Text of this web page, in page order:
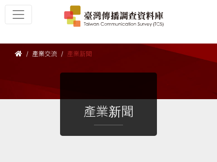
產業交流 產業新聞
產業新聞